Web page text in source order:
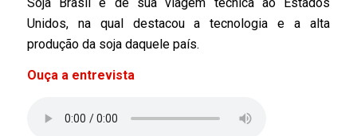
Unidos, na qual destacou a tecnologia e a alta
produção da soja daquele país.
Ouça a entrevista